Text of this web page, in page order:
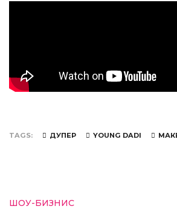
TAGS ДУПЕР YOUNG DADI
ШОУ-БИЗНИС